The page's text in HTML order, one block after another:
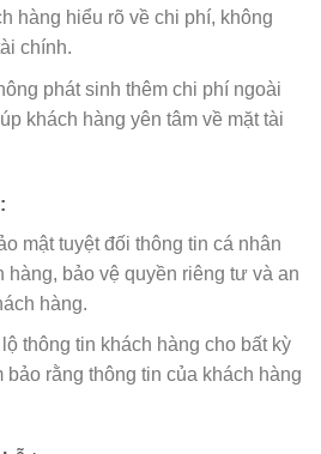
hàng hiểu rõ về chi phí, không
chính.
phát sinh thêm chi phí ngoài
khách hàng yên tâm về mặt tài
mật tuyệt đối thông tin cá nhân
hàng, bảo vệ quyền riêng tư và an
hàng.
thông tin khách hàng cho bất kỳ
bảo rằng thông tin của khách hàng